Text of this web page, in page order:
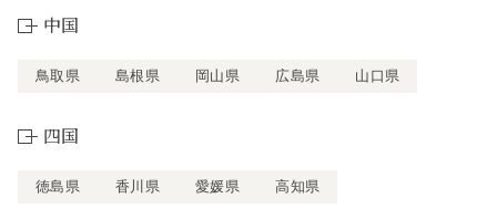
中国
鳥取県 島根県 岡山県 広島県 山口県
四国
徳島県 香川県 愛媛県 高知県